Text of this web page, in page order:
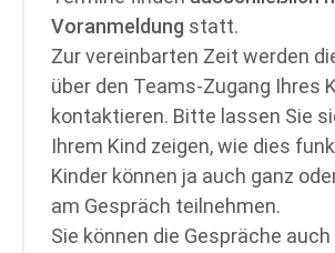
Voranmeldung statt.
Zur vereinbarten Zeit werden
über den Teams-Zugang Ihres
kontaktieren. Bitte lassen Sie
Ihrem Kind zeigen, wie dies
Kinder können ja auch ganz
am Gespräch teilnehmen.
Sie können die Gespräche